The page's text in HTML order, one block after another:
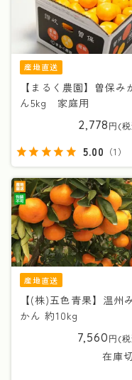
産地直送
【まるく農園】曽保み
ん5kg 家庭用
2,778
5.00 （1 ）
産地直送
【(株)五色青果】温州
かん 約10kg
7,560
在庫